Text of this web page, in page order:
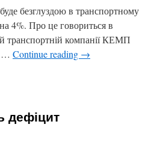
безглуздою в транспортному
4%. Про це говориться в
транспортній компанії КЕМП
… Continue reading →
дефіцит